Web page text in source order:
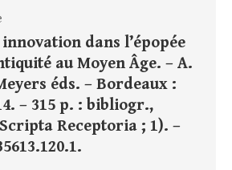
dans l’épopée
au Moyen Âge. – A.
éds. – Bordeaux :
– 315 p. : bibliogr.,
Receptoria ; 1). –